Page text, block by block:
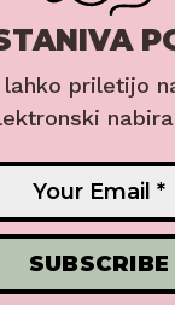
lahko priletijo